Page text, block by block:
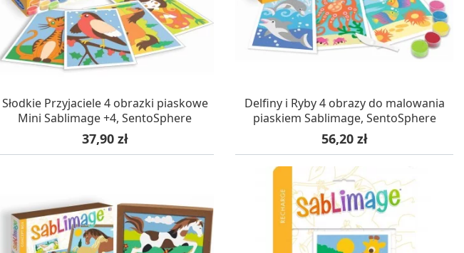
W MAGAZYNIE, DOSTAWA 24H
Słodkie Przyjaciele 4 obrazki piaskowe
Mini Sablimage +4, SentoSphere
Cena
37,90 zł
W MAGAZYNIE, DOSTAWA 24H
Delfiny i Ryby 4 obrazy do malowania
piaskiem Sablimage, SentoSphere
Cena
56,20 zł